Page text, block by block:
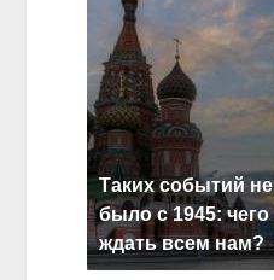
Таких событий не
было с 1945: чего
ждать всем нам?